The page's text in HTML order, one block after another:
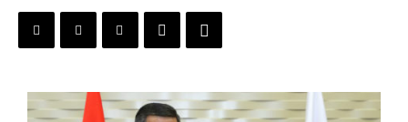
Кыргызстана